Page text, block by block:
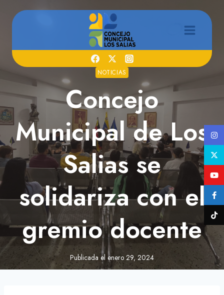
NOTICIAS
Concejo
Municipal de Los
Salias se
solidariza con el
gremio docente
Publicada el enero 29, 2024